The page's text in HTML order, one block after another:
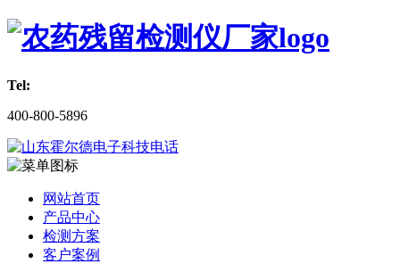
Tel:
400-800-5896
网站首页
产品中心
检测方案
客户案例